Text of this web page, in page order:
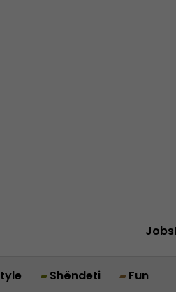
Jobs
Shëndeti Fun